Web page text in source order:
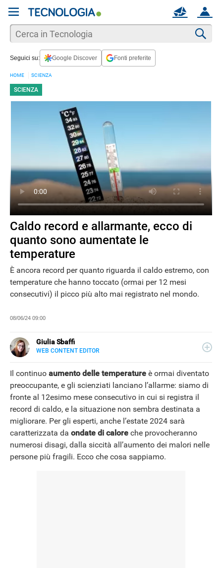
ACCOUNT
MAIL
NEWS
Seguici su: Google Discover Fonti preferite
HOME SCIENZA
SCIENZA
Caldo record e allarmante, ecco di
quanto sono aumentate le
temperature
È ancora record per quanto riguarda il caldo estremo, con
temperature che hanno toccato (ormai per 12 mesi
consecutivi) il picco più alto mai registrato nel mondo.
08/06/24 09:00
Giulia Sbaffi
WEB CONTENT EDITOR
LINKEDIN
ne ho memoria. Curiosa per natura, mi piace tenermi
informata su ciò che accade intorno a me, dedicando
tanto tempo alla lettura (meglio se su carta).
Il continuo aumento delle temperature è ormai diventato
preoccupante, e gli scienziati lanciano l’allarme: siamo di
fronte al 12esimo mese consecutivo in cui si registra il
record di caldo, e la situazione non sembra destinata a
migliorare. Per gli esperti, anche l’estate 2024 sarà
caratterizzata da ondate di calore che provocheranno
numerosi disagi, dalla siccità all’aumento dei malori nelle
persone più fragili. Ecco che cosa sappiamo.